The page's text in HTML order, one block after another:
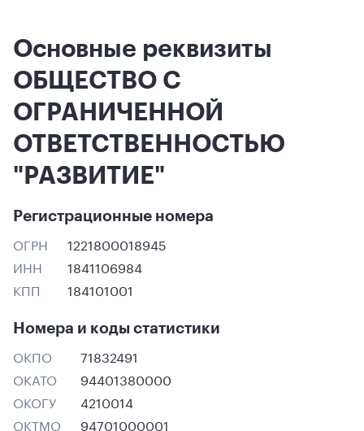
Основные реквизиты
ОБЩЕСТВО С
ОГРАНИЧЕННОЙ
ОТВЕТСТВЕННОСТЬЮ
"РАЗВИТИЕ"
Регистрационные номера
ОГРН
1221800018945
ИНН
1841106984
КПП
184101001
Номера и коды статистики
ОКПО
71832491
ОКАТО
94401380000
ОКОГУ
4210014
ОКТМО
94701000001